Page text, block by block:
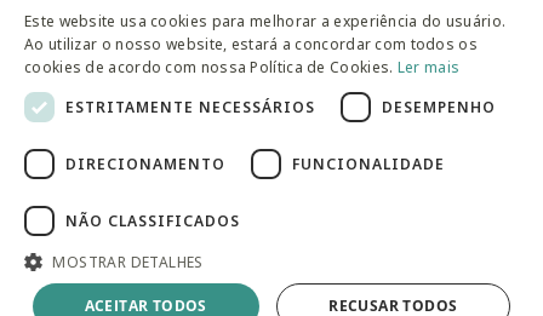
Adicionar à sacola
@westwingbr
Somos uma empresa certificada
© 2025 Westwing Comércio Varejista S.A WESTWING
Av. Queiroz Filho, 1700 - Torre A 5° andar - Vila Hamburguesa -
São Paulo
Este website usa cookies para melhorar a experiência do usuário.
Ao utilizar o nosso website, estará a concordar com todos os
cookies de acordo com nossa Política de Cookies. Ler mais
ESTRITAMENTE NECESSÁRIOS
DESEMPENHO
DIRECIONAMENTO FUNCIONALIDADE
NÃO CLASSIFICADOS
MOSTRAR DETALHES
ACEITAR TODOS RECUSAR TODOS